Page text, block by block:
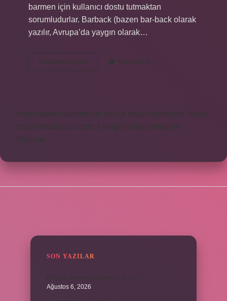
barmen için kullanıcı dostu tutmaktan
sorumludurlar. Barback (bazen bar-back olarak
yazılır, Avrupa’da yaygın olarak…
Devamını okuyun
Ingilizce
Barboy
Yorum Bırak
https://www.doktorforum.com.tr
https://hardshell.com.tr
https://modarazzi.com.tr
knight online
nttgame
Sitemap
SON YAZILAR
Ağustos 6, 2026